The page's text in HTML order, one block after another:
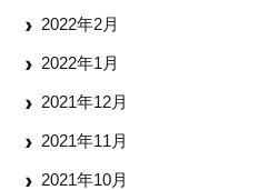
2022年2月
2022年1月
2021年12月
2021年11月
2021年10月